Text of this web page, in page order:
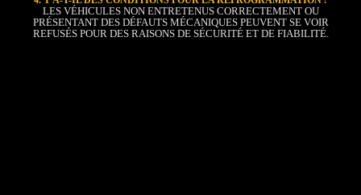
LES VÉHICULES NON ENTRETENUS CORRECTEMENT OU
PRÉSENTANT DES DÉFAUTS MÉCANIQUES PEUVENT SE VOIR
REFUSÉS POUR DES RAISONS DE SÉCURITÉ ET DE FIABILITÉ.